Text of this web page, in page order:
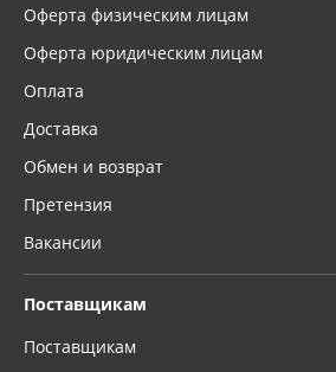
Оферта физическим лицам
Оферта юридическим лицам
Оплата
Доставка
Обмен и возврат
Претензия
Вакансии
Поставщикам
Поставщикам